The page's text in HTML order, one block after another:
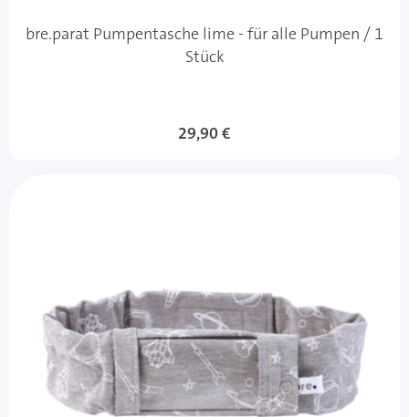
bre.parat Pumpentasche lime - für alle Pumpen / 1
Stück
29,90 €